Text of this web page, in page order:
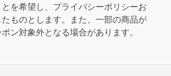
を希望し、 プライバシーポリシーお
ものとします。また、一部の商品が
ン対象外となる場合があります。